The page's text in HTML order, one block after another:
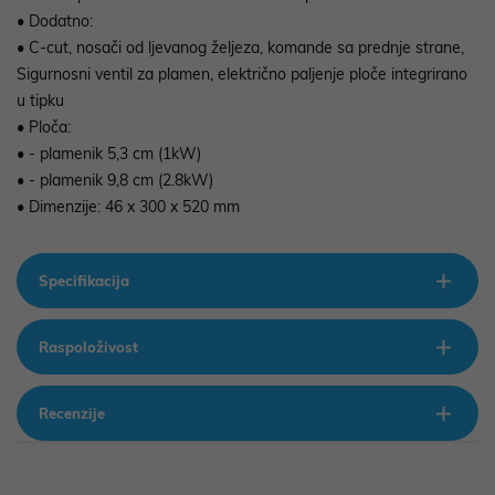
• Dodatno:
• C-cut, nosači od ljevanog željeza, komande sa prednje strane,
Sigurnosni ventil za plamen, električno paljenje ploče integrirano
u tipku
• Ploča:
• - plamenik 5,3 cm (1kW)
• - plamenik 9,8 cm (2.8kW)
• Dimenzije: 46 x 300 x 520 mm
Specifikacija
Raspoloživost
Recenzije